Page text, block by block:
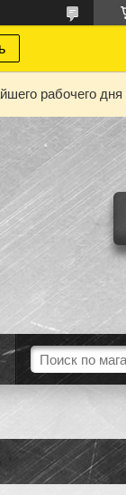
рабочего дня